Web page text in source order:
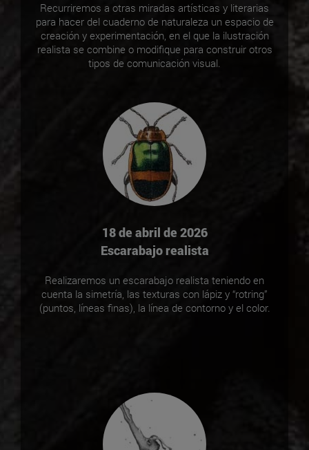
Recurriremos a otras miradas artísticas y literarias
para hacer del cuaderno de naturaleza un espacio de
creación y experimentación, en el que la ilustración
realista se combine o modifique para construir otros
tipos de comunicación visual.
18 de abril de 2026
Escarabajo realista
Realizaremos un escarabajo realista teniendo en
cuenta la simetría, las texturas con lápiz y “rotring”
(puntos, líneas finas), la línea de contorno y el color.